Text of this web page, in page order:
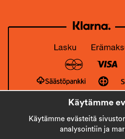
Käytämme
Käytämme evästeitä
analysointiin ja